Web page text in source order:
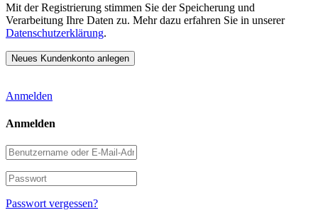
Mit der Registrierung stimmen Sie der Speicherung und
Verarbeitung Ihre Daten zu. Mehr dazu erfahren Sie in unserer
Datenschutzerklärung.
Anmelden
Anmelden
Benutzername
oder
E-
Mail-
Adresse
Passwort
Passwort vergessen?